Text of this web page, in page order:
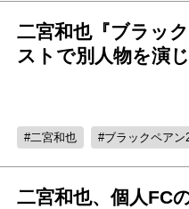
二宮和也『ブラッ
ストで別人物を演
二宮和也 ブラックペアン
二宮和也、個人FC